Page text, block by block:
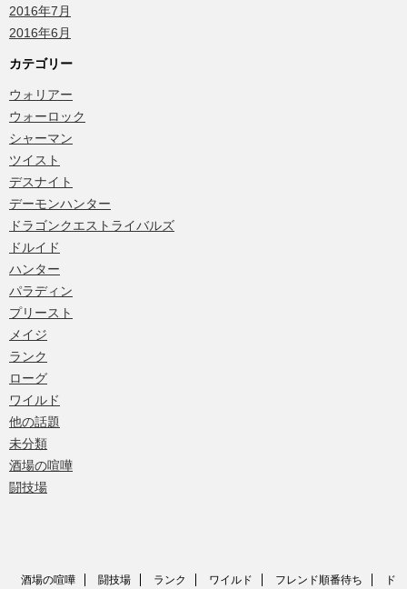
2016年7月
2016年6月
カテゴリー
ウォリアー
ウォーロック
シャーマン
ツイスト
デスナイト
デーモンハンター
ドラゴンクエストライバルズ
ドルイド
ハンター
パラディン
プリースト
メイジ
ランク
ローグ
ワイルド
他の話題
未分類
酒場の喧嘩
闘技場
酒場の喧嘩 闘技場 ランク ワイルド フレンド順番待ち ド